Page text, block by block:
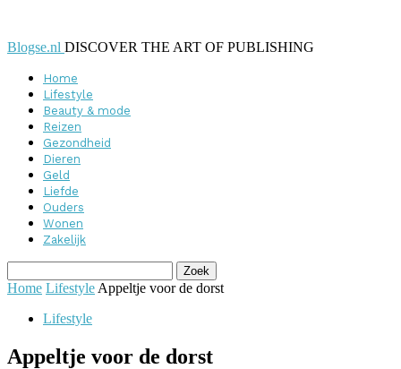
Blogse.nl DISCOVER THE ART OF PUBLISHING
Home
Lifestyle
Beauty & mode
Reizen
Gezondheid
Dieren
Geld
Liefde
Ouders
Wonen
Zakelijk
Home Lifestyle Appeltje voor de dorst
Lifestyle
Appeltje voor de dorst